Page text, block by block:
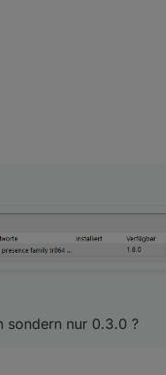
ist und warum die sich
sondern nur 0.3.0 ?